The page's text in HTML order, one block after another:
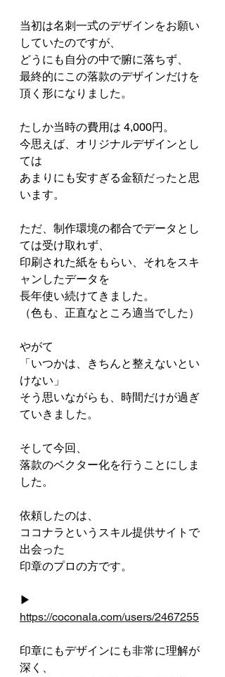
当初は名刺一式のデザインをお願い
していたのですが、
どうにも自分の中で腑に落ちず、
最終的にこの落款のデザインだけを
頂く形になりました。
たしか当時の費用は 4,000円。
今思えば、オリジナルデザインとし
ては
あまりにも安すぎる金額だったと思
います。
ただ、制作環境の都合でデータとし
ては受け取れず、
印刷された紙をもらい、それをスキ
ャンしたデータを
長年使い続けてきました。
（色も、正直なところ適当でした）
やがて
「いつかは、きちんと整えないとい
けない」
そう思いながらも、時間だけが過ぎ
ていきました。
そして今回、
落款のベクター化を行うことにしま
した。
依頼したのは、
ココナラというスキル提供サイトで
出会った
印章のプロの方です。
▶
https://coconala.com/users/2467255
印章にもデザインにも非常に理解が
深く、